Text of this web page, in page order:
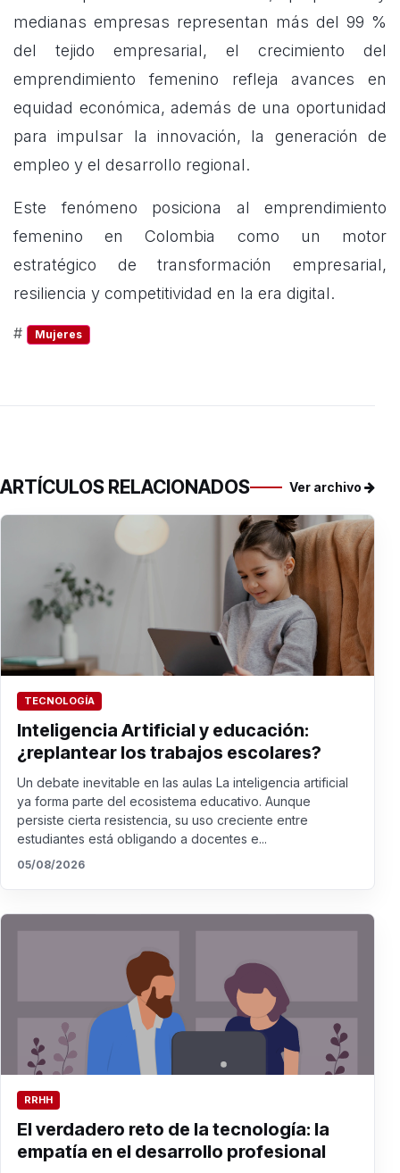
medianas empresas representan más del 99 %
del tejido empresarial, el crecimiento del
emprendimiento femenino refleja avances en
equidad económica, además de una oportunidad
para impulsar la innovación, la generación de
empleo y el desarrollo regional.
Este fenómeno posiciona al emprendimiento
femenino en Colombia como un motor
estratégico de transformación empresarial,
resiliencia y competitividad en la era digital.
# Mujeres
ARTÍCULOS RELACIONADOS Ver archivo
TECNOLOGÍA
Inteligencia Artificial y educación:
¿replantear los trabajos escolares?
Un debate inevitable en las aulas La inteligencia artificial
ya forma parte del ecosistema educativo. Aunque
persiste cierta resistencia, su uso creciente entre
estudiantes está obligando a docentes e...
05/08/2026
RRHH
El verdadero reto de la tecnología: la
empatía en el desarrollo profesional